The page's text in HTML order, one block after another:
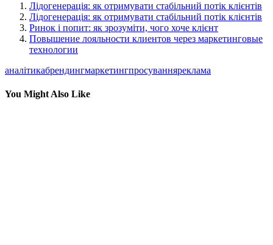
Лідогенерація: як отримувати стабільний потік клієнтів
Лідогенерація: як отримувати стабільний потік клієнтів
Ринок і попит: як зрозуміти, чого хоче клієнт
Повышение лояльности клиентов через маркетинговые
технологии
аналітикабрендингмаркетингпросуванняреклама
You Might Also Like